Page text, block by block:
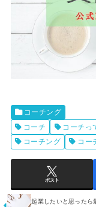
コーチング
コーチ
コーチっ
コーチング
コー
ポスト
起業したいと思ったら